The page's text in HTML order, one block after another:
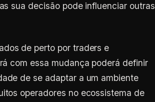
sua decisão pode influenciar outras
de perto por traders e
com essa mudança poderá definir
de se adaptar a um ambiente
operadores no ecossistema de